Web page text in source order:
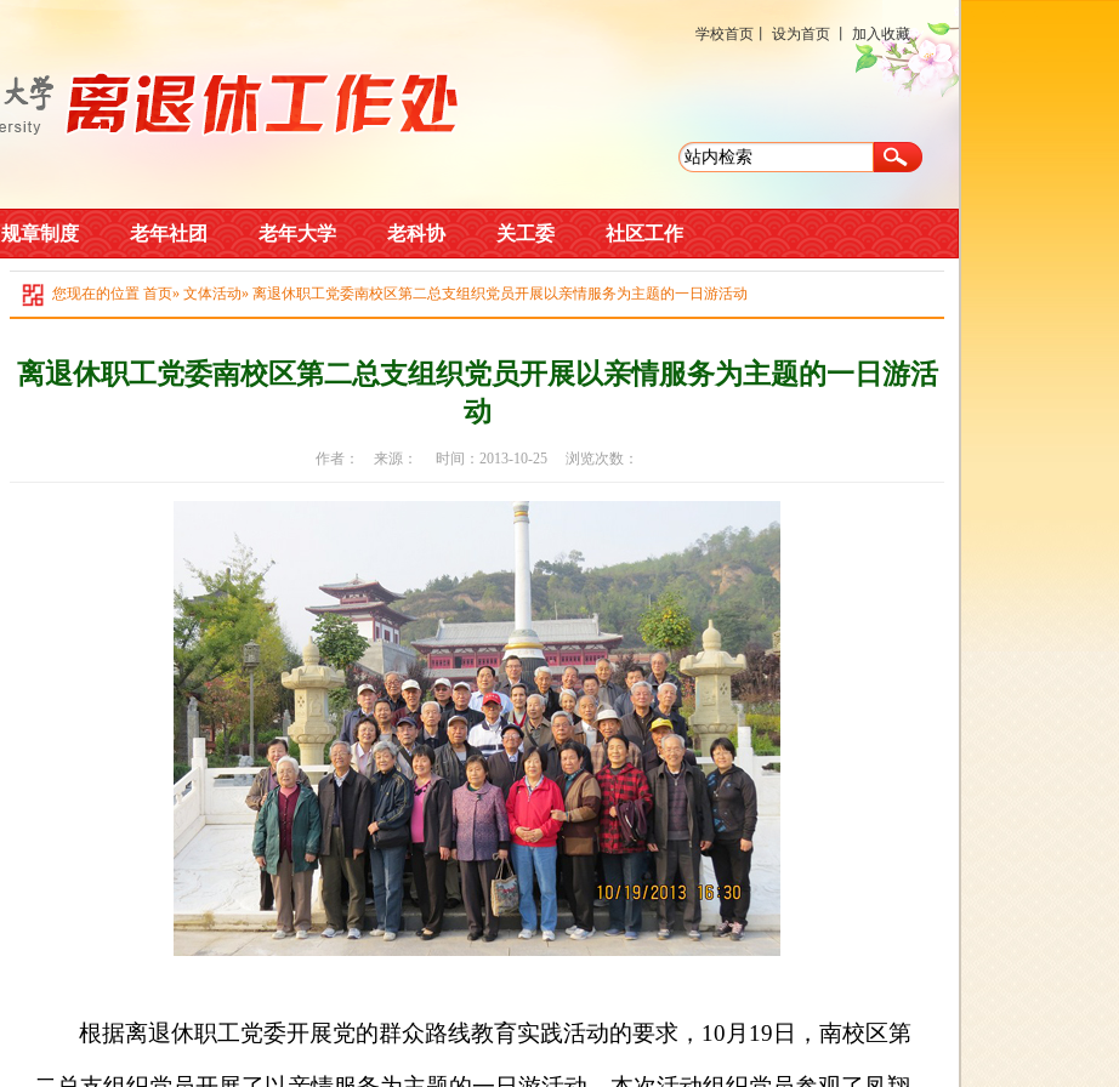
学校首页 设为首页 加入收藏
规章制度 老年社团 老年大学 老科协 关工委 社区工作
您现在的位置 首页» 文体活动» 离退休职工党委南校区第二总支组织党员开展以亲情服务为主题的一日游活动
离退休职工党委南校区第二总支组织党员开展以亲情服务为主题的一日游活
动
作者： 来源： 时间：2013-10-25 浏览次数：
根据离退休职工党委开展党的群众路线教育实践活动的要求， 10 月 19 日 ，南校区第